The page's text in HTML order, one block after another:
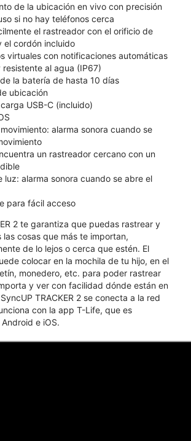
de la ubicación en vivo con precisión
si no hay teléfonos cerca
el rastreador con el orificio de
el cordón incluido
virtuales con notificaciones automáticas
resistente al agua (IP67)
la batería de hasta 10 días
ubicación
USB-C (incluido)
alarma sonora cuando se
un rastreador cercano con un
luz: alarma sonora cuando se abre el
para fácil acceso
2 te garantiza que puedas rastrear y
cosas que más te importan,
de lo lejos o cerca que estén. El
colocar en la mochila de tu hijo, en el
monedero, etc. para poder rastrear
y ver con facilidad dónde están en
TRACKER 2 se conecta a la red
con la app T-Life, que es
e iOS.